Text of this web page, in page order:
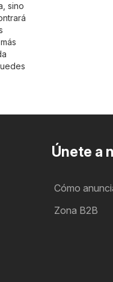
sino
Únete a
Cómo
Zona B2B